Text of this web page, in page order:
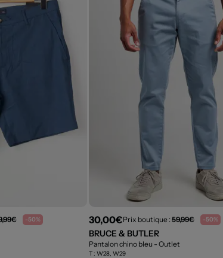
-50% 30,00€Prix boutique :59,99€ -50%
BRUCE & BUTLER
Pantalon chino bleu - Outlet
T :W28, W29